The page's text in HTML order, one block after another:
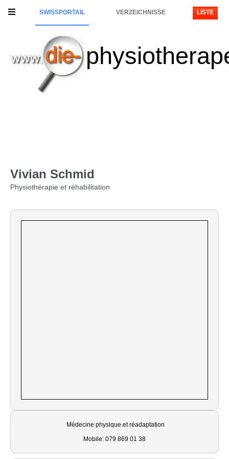
SWISSPORTAIL VERZEICHNISSE LISTE
Vivian Schmid
Physiothérapie et réhabilitation
Médecine physique et réadaptation
Mobile: 079 869 01 38